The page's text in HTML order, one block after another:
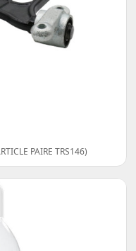
PAIRE TRS146)